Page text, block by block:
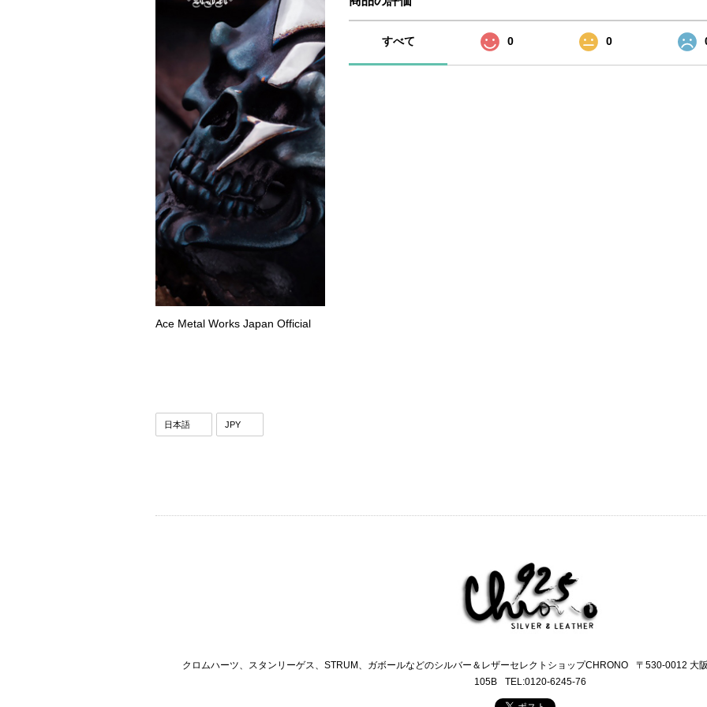
すべて 0 0
Ace Metal Works Japan Official
クロムハーツ、スタンリーゲス、STRUM、ガボールなどのシルバー＆レザーセレクトショップCHRONO
〒530-0012 大
105B
TEL:0120-6245-76